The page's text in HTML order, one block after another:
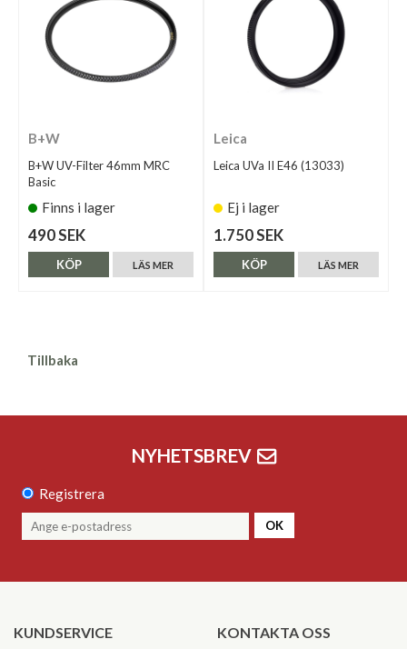
B+W
B+W UV-Filter 46mm MRC
Basic
Finns i lager
490 SEK
LÄS MER
KÖP
Leica
Leica UVa II E46 (13033)
Ej i lager
1.750 SEK
LÄS MER
KÖP
Tillbaka
NYHETSBREV
Registrera
OK
KUNDSERVICE KONTAKTA OSS